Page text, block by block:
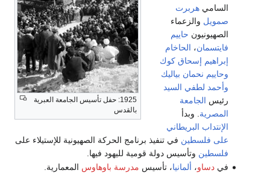
1925: حفل تأسيس الجامعة العبرية
بالقدس
السامي هربرت
صمويل والزعماء
الصهيونيون حاييم
فايتسمان، الحاخام
إبراهيم إسحاق كوك
وحاييم نحمان بياليك
وأحمد لطفي السيد
رئيس الجامعة
المصرية . وبدأ
الإنتداب البريطاني
على فلسطين في تنفيذ برنامج الحركة الصهيونية للإستيلاء على
فلسطين وتأسيس دولة قومية لليهود فيها.
في دساو، ألمانيا، تأسيس مدرسة باوهاوس المعمارية.